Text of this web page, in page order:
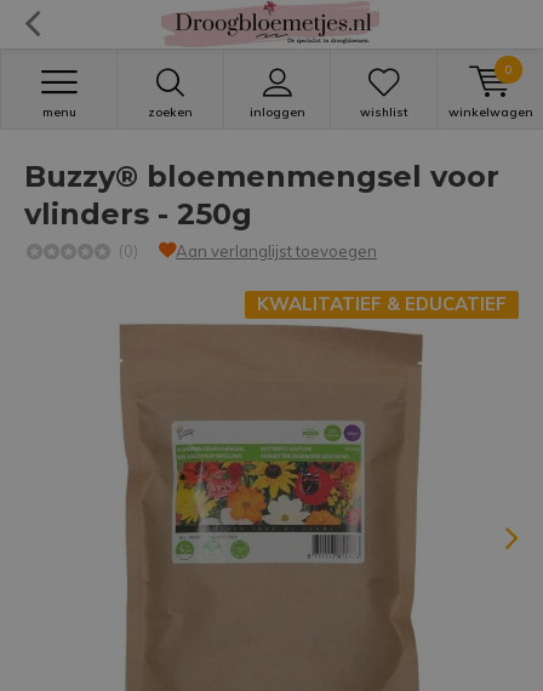
zoeken inloggen
menu wishlist winkelwagen
0
Buzzy® bloemenmengsel voor
vlinders - 250g
(0) Aan verlanglijst toevoegen
KWALITATIEF & EDUCATIEF